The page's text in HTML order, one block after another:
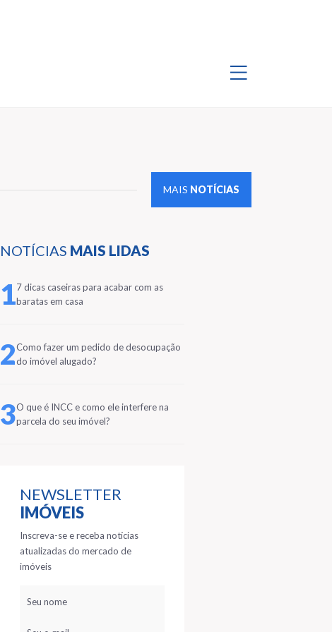
MAIS NOTÍCIAS
NOTÍCIAS MAIS LIDAS
17 dicas caseiras para acabar com as
baratas em casa
2Como fazer um pedido de desocupação
do imóvel alugado?
3O que é INCC e como ele interfere na
parcela do seu imóvel?
NEWSLETTER
IMÓVEIS
Inscreva-se e receba notícias
atualizadas do mercado de
imóveis